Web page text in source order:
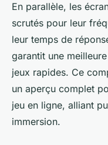
En parallèle, les
scrutés pour leur
leur temps de
garantit une
jeux rapides. Ce
un aperçu complet
jeu en ligne, alliant
immersion.